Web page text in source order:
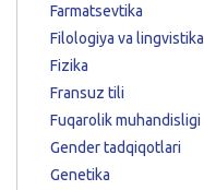
Farmatsevtika
Filologiya va lingvistika
Fizika
Fransuz tili
Fuqarolik muhandisligi
Gender tadqiqotlari
Genetika